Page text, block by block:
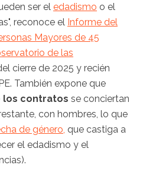
ser el edadismo o el
reconoce el Informe del
Mayores de 45
de las
cierre de 2025 y recién
También expone que
los contratos se conciertan
con hombres, lo que
de género, que castiga a
el edadismo y el